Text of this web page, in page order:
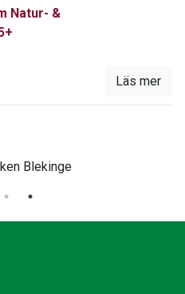
Natur- &
Läs mer